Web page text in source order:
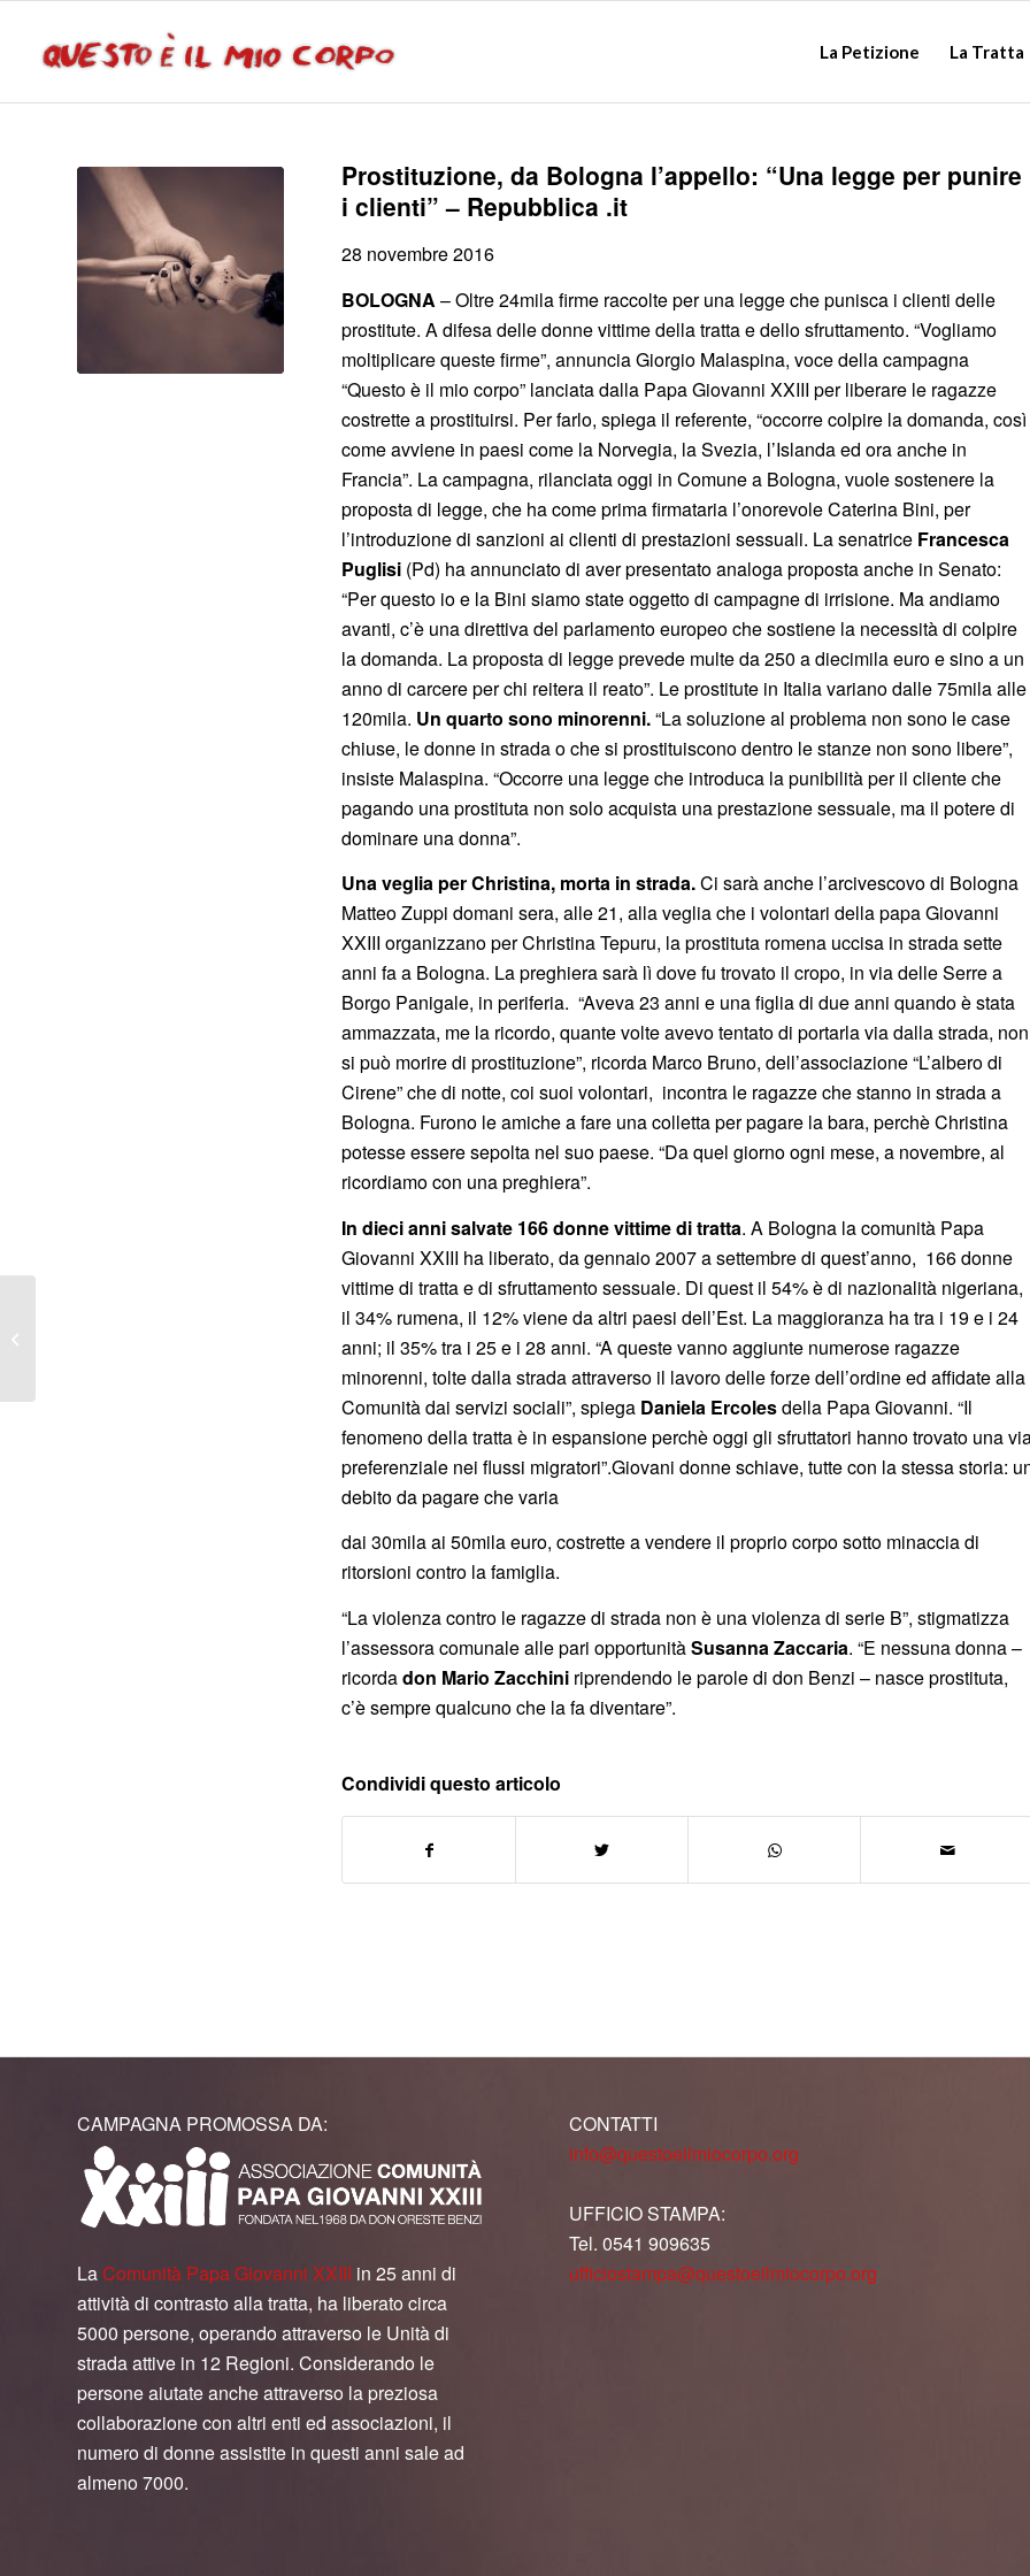
La Petizione La Tratta
Prostituzione, da Bologna l’appello: “Una legge per punire
i clienti” – Repubblica .it
28 novembre 2016
BOLOGNA – Oltre 24mila firme raccolte per una legge che punisca i clienti delle
prostitute. A difesa delle donne vittime della tratta e dello sfruttamento. “Vogliamo
moltiplicare queste firme”, annuncia Giorgio Malaspina, voce della campagna
“Questo è il mio corpo” lanciata dalla Papa Giovanni XXIII per liberare le ragazze
costrette a prostituirsi. Per farlo, spiega il referente, “occorre colpire la domanda, così
come avviene in paesi come la Norvegia, la Svezia, l’Islanda ed ora anche in
Francia”. La campagna, rilanciata oggi in Comune a Bologna, vuole sostenere la
proposta di legge, che ha come prima firmataria l’onorevole Caterina Bini, per
l’introduzione di sanzioni ai clienti di prestazioni sessuali. La senatrice Francesca
Puglisi (Pd) ha annunciato di aver presentato analoga proposta anche in Senato:
“Per questo io e la Bini siamo state oggetto di campagne di irrisione. Ma andiamo
avanti, c’è una direttiva del parlamento europeo che sostiene la necessità di colpire
la domanda. La proposta di legge prevede multe da 250 a diecimila euro e sino a un
anno di carcere per chi reitera il reato”. Le prostitute in Italia variano dalle 75mila alle
120mila. Un quarto sono minorenni.“La soluzione al problema non sono le case
chiuse, le donne in strada o che si prostituiscono dentro le stanze non sono libere”,
insiste Malaspina. “Occorre una legge che introduca la punibilità per il cliente che
pagando una prostituta non solo acquista una prestazione sessuale, ma il potere di
dominare una donna”.
Una veglia per Christina, morta in strada.Ci sarà anche l’arcivescovo di Bologna
Matteo Zuppi domani sera, alle 21, alla veglia che i volontari della papa Giovanni
XXIII organizzano per Christina Tepuru, la prostituta romena uccisa in strada sette
anni fa a Bologna. La preghiera sarà lì dove fu trovato il cropo, in via delle Serre a
Borgo Panigale, in periferia. “Aveva 23 anni e una figlia di due anni quando è stata
ammazzata, me la ricordo, quante volte avevo tentato di portarla via dalla strada, non
si può morire di prostituzione”, ricorda Marco Bruno, dell’associazione “L’albero di
Cirene” che di notte, coi suoi volontari, incontra le ragazze che stanno in strada a
Bologna. Furono le amiche a fare una colletta per pagare la bara, perchè Christina
potesse essere sepolta nel suo paese. “Da quel giorno ogni mese, a novembre, al
ricordiamo con una preghiera”.
In dieci anni salvate 166 donne vittime di tratta. A Bologna la comunità Papa
Giovanni XXIII ha liberato, da gennaio 2007 a settembre di quest’anno, 166 donne
vittime di tratta e di sfruttamento sessuale. Di quest il 54% è di nazionalità nigeriana,
il 34% rumena, il 12% viene da altri paesi dell’Est. La maggioranza ha tra i 19 e i 24
anni; il 35% tra i 25 e i 28 anni. “A queste vanno aggiunte numerose ragazze
minorenni, tolte dalla strada attraverso il lavoro delle forze dell’ordine ed affidate alla
Comunità dai servizi sociali”, spiega Daniela Ercolesdella Papa Giovanni. “Il
fenomeno della tratta è in espansione perchè oggi gli sfruttatori hanno trovato una
preferenziale nei flussi migratori”.Giovani donne schiave, tutte con la stessa storia:
debito da pagare che varia
dai 30mila ai 50mila euro, costrette a vendere il proprio corpo sotto minaccia di
ritorsioni contro la famiglia.
“La violenza contro le ragazze di strada non è una violenza di serie B”, stigmatizza
l’assessora comunale alle pari opportunitàSusanna Zaccaria. “E nessuna donna –
ricordadon Mario Zacchini riprendendo le parole di don Benzi – nasce prostituta,
c’è sempre qualcuno che la fa diventare”.
Condividi questo articolo
CAMPAGNA PROMOSSA DA:
LaComunità Papa Giovanni XXIII in 25 anni di
attività di contrasto alla tratta, ha liberato circa
5000 persone, operando attraverso le Unità di
strada attive in 12 Regioni. Considerando le
persone aiutate anche attraverso la preziosa
collaborazione con altri enti ed associazioni, il
numero di donne assistite in questi anni sale ad
almeno 7000.
CONTATTI
info@questoeilmiocorpo.org
UFFICIO STAMPA:
Tel. 0541 909635
ufficiostampa@questoeilmiocorpo.org